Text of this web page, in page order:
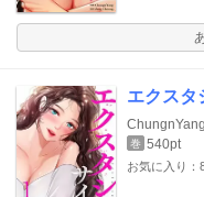
エクスタ
ChungnYang
巻 540pt
お気に入り：